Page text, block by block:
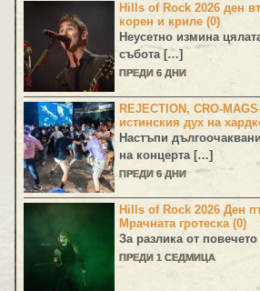
Hills of Rock 2026 ден
корен и криле (0)
Неусетно измина
събота […]
ПРЕДИ 6 ДНИ
REJECTION, CRO-
истинския дух на
Настъпи
на концерта […]
ПРЕДИ 6 ДНИ
Hills of Rock 2026 Ден
Мрачната гротеска (0)
За разлика от
ПРЕДИ 1 СЕДМИЦА